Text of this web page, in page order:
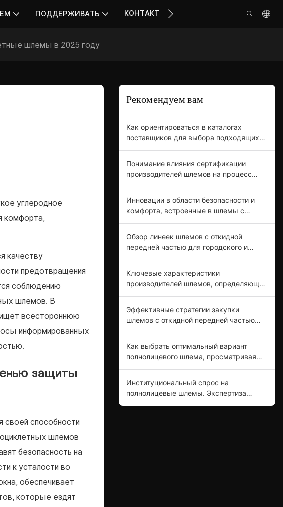
ПОДДЕРЖИВАТЬ КОНТАКТ
шлемы в 2025 году
углеродное
комфорта,
качеству
предотвращения
соблюдению
шлемов. В
ищет всестороннюю
информированных
защиты
своей способности
шлемов
безопасность на
к усталости во
обеспечивает
которые ездят
Рекомендуем вам
Как ориентироваться в каталогах
поставщиков для выбора подходящих
Понимание влияния сертификации
производителей шлемов на процесс
Инновации в области безопасности и
комфорта, встроенные в шлемы с
покупателей.
Обзор линеек шлемов с откидной
передней частью для городского и
Ключевые характеристики
производителей шлемов, определяющие
Эффективные стратегии закупки
шлемов с откидной передней частью
Как выбрать оптимальный вариант
полнолицевого шлема, просматривая
Институциональный спрос на
полнолицевые шлемы. Экспертиза